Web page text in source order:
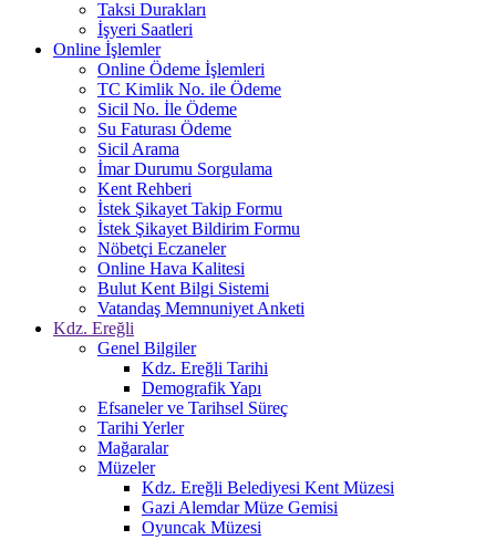
Taksi Durakları
İşyeri Saatleri
Online İşlemler
Online Ödeme İşlemleri
TC Kimlik No. ile Ödeme
Sicil No. İle Ödeme
Su Faturası Ödeme
Sicil Arama
İmar Durumu Sorgulama
Kent Rehberi
İstek Şikayet Takip Formu
İstek Şikayet Bildirim Formu
Nöbetçi Eczaneler
Online Hava Kalitesi
Bulut Kent Bilgi Sistemi
Vatandaş Memnuniyet Anketi
Kdz. Ereğli
Genel Bilgiler
Kdz. Ereğli Tarihi
Demografik Yapı
Efsaneler ve Tarihsel Süreç
Tarihi Yerler
Mağaralar
Müzeler
Kdz. Ereğli Belediyesi Kent Müzesi
Gazi Alemdar Müze Gemisi
Oyuncak Müzesi